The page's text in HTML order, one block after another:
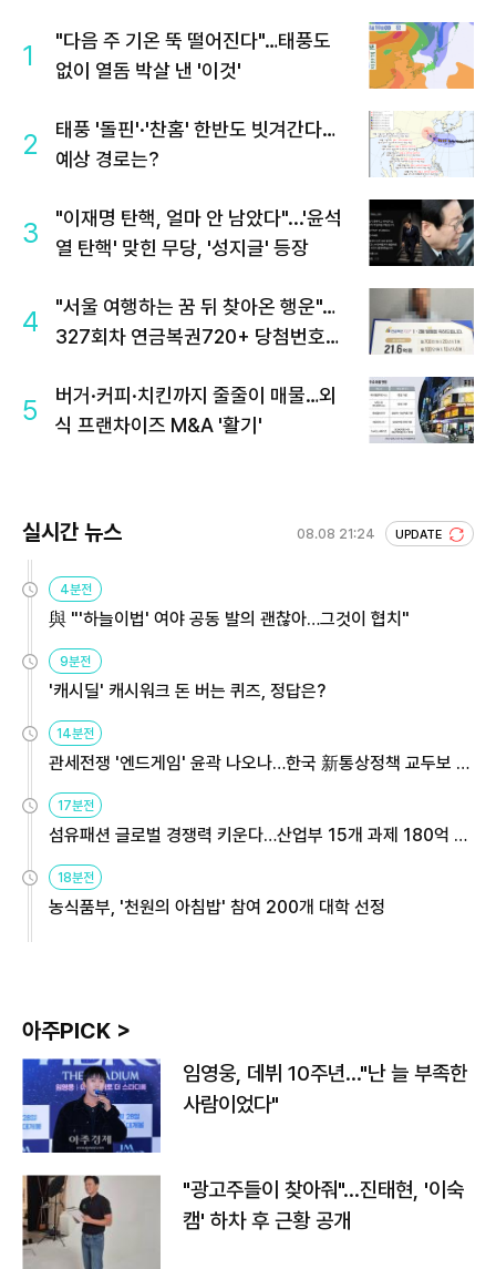
1
"다음 주 기온 뚝 떨어진다"…태풍도
없이 열돔 박살 낸 '이것'
2
태풍 '돌핀'·'찬홈' 한반도 빗겨간다…
예상 경로는?
3
"이재명 탄핵, 얼마 안 남았다"...'윤석
열 탄핵' 맞힌 무당, '성지글' 등장
4
"서울 여행하는 꿈 뒤 찾아온 행운"…
327회차 연금복권720+ 당첨번호조
5
버거·커피·치킨까지 줄줄이 매물…외
식 프랜차이즈 M&A '활기'
실시간 뉴스 08.08 21:24 UPDATE
4분전
與 "'하늘이법' 여야 공동 발의 괜찮아…그것이 협치"
9분전
'캐시딜' 캐시워크 돈 버는 퀴즈, 정답은?
14분전
관세전쟁 '엔드게임' 윤곽 나오나…한국 新통상정책 교두보 활
용해야
17분전
섬유패션 글로벌 경쟁력 키운다…산업부 15개 과제 180억 지
원
18분전
농식품부, '천원의 아침밥' 참여 200개 대학 선정
아주PICK >
임영웅, 데뷔 10주년…"난 늘 부족한
사람이었다"
"광고주들이 찾아줘"…진태현, '이숙
캠' 하차 후 근황 공개